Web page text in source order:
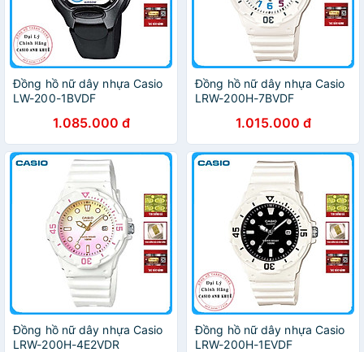
Đồng hồ nữ dây nhựa Casio
LW-200-1BVDF
1.085.000 đ
Đồng hồ nữ dây nhựa Casio
LRW-200H-7BVDF
1.015.000 đ
Đồng hồ nữ dây nhựa Casio
LRW-200H-4E2VDR
Đồng hồ nữ dây nhựa Casio
LRW-200H-1EVDF